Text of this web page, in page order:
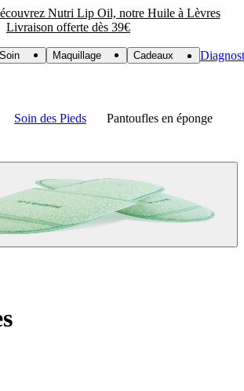
Nutri Lip Oil, notre Huile à Lèvres
Livraison offerte dès 39€
Soin Maquillage Cadeaux
Soin des Pieds Pantoufles en éponge